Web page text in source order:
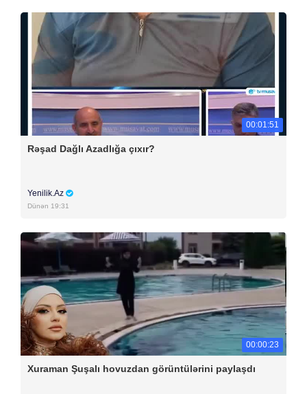
00:01:51
Rəşad Dağlı Azadlığa çıxır?
Yenilik.Az
Dünən 19:31
00:00:23
Xuraman Şuşalı hovuzdan görüntülərini paylaşdı